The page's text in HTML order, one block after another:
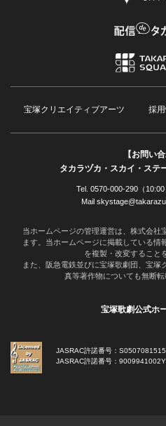
宝塚クリエイティブアーツ 採
【お問い合
タカラヅカ・スカイ・ステ
Tel. 0570-000-290（
Mail
当ホームページの管理運営は、株式会社
ます。当ホームページに掲載している情
を複製・改変すること
また、阪急電鉄並びに宝塚歌劇団、宝塚
真等著作物についても無断転
宝塚歌劇公式ホ
JASRAC許諾番号：S0507081515
JASRAC許諾番号：